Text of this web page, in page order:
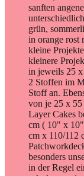
sanften
grün,
in orange rost
kleine
kleinere
in jeweils 25
2 Stoffen im
Stoff an.
von je 25 x
Layer Cakes
cm ( 10" x
cm x 110/112
besonders
in der Regel